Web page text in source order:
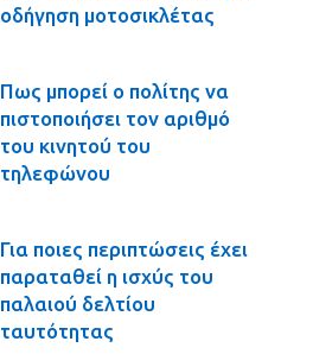
οδήγηση μοτοσικλέτας
Πως μπορεί ο πολίτης να
πιστοποιήσει τον αριθμό
του κινητού του
τηλεφώνου
Για ποιες περιπτώσεις έχει
παραταθεί η ισχύς του
παλαιού δελτίου
ταυτότητας